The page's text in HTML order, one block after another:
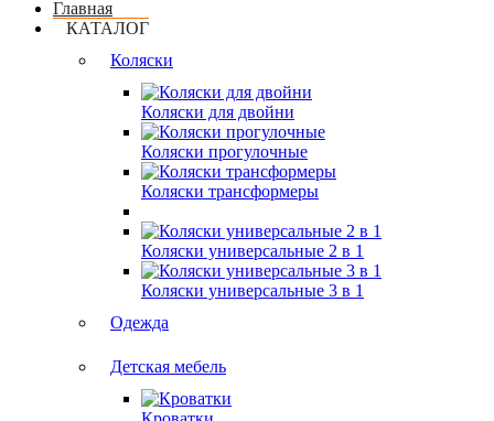
Главная
КАТАЛОГ
Коляски
Коляски для двойни
Коляски прогулочные
Коляски трансформеры
Коляски универсальные 2 в 1
Коляски универсальные 3 в 1
Одежда
Детская мебель